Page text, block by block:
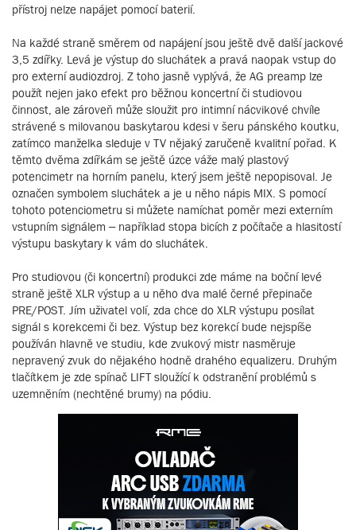
přístroj nelze napájet pomocí baterií.
Na každé straně směrem od napájení jsou ještě dvě další jackové
3,5 zdířky. Levá je výstup do sluchátek a pravá naopak vstup do
pro externí audiozdroj. Z toho jasně vyplývá, že AG preamp lze
použít nejen jako efekt pro běžnou koncertní či studiovou
činnost, ale zároveň může sloužit pro intimní nácvikové chvíle
strávené s milovanou baskytarou kdesi v šeru pánského koutku,
zatímco manželka sleduje v TV nějaký zaručeně kvalitní pořad. K
těmto dvěma zdířkám se ještě úzce váže malý plastový
potencimetr na horním panelu, který jsem ještě nepopisoval. Je
označen symbolem sluchátek a je u něho nápis MIX. S pomocí
tohoto potenciometru si můžete namíchat poměr mezi externím
vstupním signálem – například stopa bicích z počítače a hlasitostí
výstupu baskytary k vám do sluchátek.
Pro studiovou (či koncertní) produkci zde máme na boční levé
straně ještě XLR výstup a u něho dva malé černé přepinače
PRE/POST. Jím uživatel volí, zda chce do XLR výstupu posílat
signál s korekcemi či bez. Výstup bez korekcí bude nejspíše
používán hlavně ve studiu, kde zvukový mistr nasměruje
nepravený zvuk do nějakého hodně drahého equalizeru. Druhým
tlačítkem je zde spínač LIFT sloužící k odstranění problémů s
uzemněním (nechtěné brumy) na pódiu.